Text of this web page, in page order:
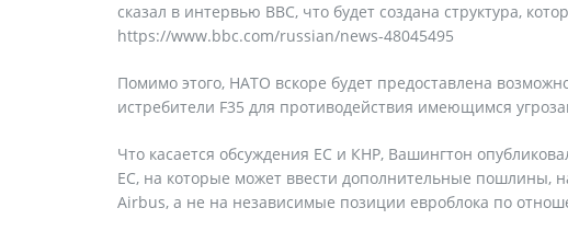
сказал в интервью BBC, что будет создана структура,
https://www.bbc.com/russian/news-48045495
Помимо этого, НАТО вскоре будет предоставлена
истребители F35 для противодействия имеющимся
Что касается обсуждения ЕС и КНР, Вашингтон
ЕС, на которые может ввести дополнительные пошлины,
Airbus, а не на независимые позиции евроблока по